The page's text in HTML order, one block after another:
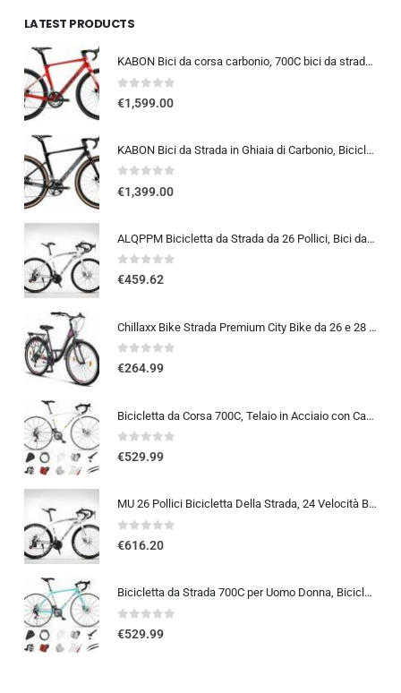
LATEST PRODUCTS
KABON Bici da corsa carbonio, 700C bici da strada T800 Completamente carbonio con Shimano 105 R7000 22 velocità 8.1 KG Leg…
0out of 5
€1,599.00
KABON Bici da Strada in Ghiaia di Carbonio, Bicicletta con Telaio in Fibra di Carbonio T800 con Bicicletta da Corsa con Fr…
0out of 5
€1,399.00
ALQPPM Bicicletta da Strada da 26 Pollici, Bici da 24 Velocità, Freno a Doppio Disco, Telaio in Acciaio ad Alto Tenore Di …
0out of 5
€459.62
Chillaxx Bike Strada Premium City Bike da 26 e 28 pollici, bicicletta per ragazze, ragazzi, uomini e donne, cambio a 21 ma…
0out of 5
€264.99
Bicicletta da Corsa 700C, Telaio in Acciaio con Cambio a 24/27/30 Marce, Bicicletta da Strada per Uomo Donna, Bici da Stra…
0out of 5
€529.99
MU 26 Pollici Bicicletta Della Strada, 24 Velocità Bici, Doppio Disco Freno, Acciaio Al Carbonio Telaio, Strada Biciclette…
0out of 5
€616.20
Bicicletta da Strada 700C per Uomo Donna, Bicicletta da Corsa con Freno a Disco 24/27/30 velocità, Telaio in Acciaio ad Al…
0out of 5
€529.99